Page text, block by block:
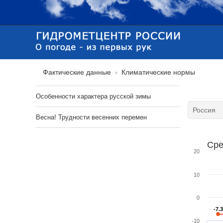
Фактические данные Климатические нормы
-7.3
-7.3
-10
0
10
20
Особенности характера русской зимы
Весна! Трудности весенних перемен